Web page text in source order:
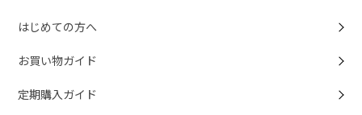
はじめての方へ
お買い物ガイド
定期購入ガイド